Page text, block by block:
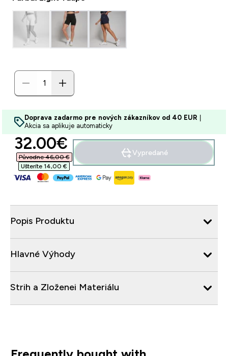
Doprava zadarmo pre nových zákazníkov od 40 EUR
Akcia sa aplikuje automaticky
discounted price
32.00€‎
Původne 46,00 €‎
Ušteríte 14,00 €‎
Vypredané
Popis Produktu
Hlavné Výhody
Strih a Zloženei Materiálu